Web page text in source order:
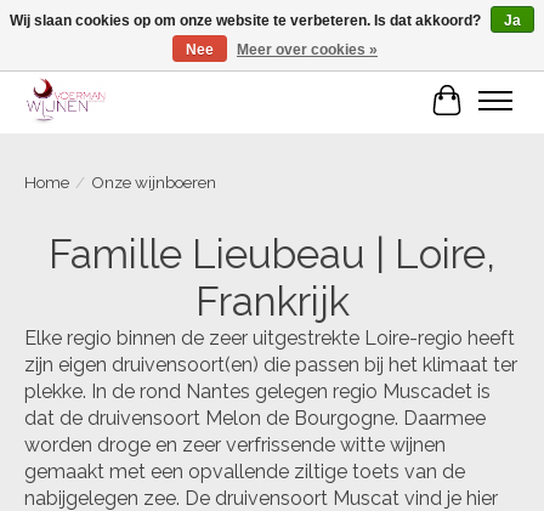
Voorjaarscampagne is gesloten
Home / Onze wijnboeren
Famille Lieubeau | Loire,
Frankrijk
Elke regio binnen de zeer uitgestrekte Loire-regio heeft
zijn eigen druivensoort(en) die passen bij het klimaat ter
plekke. In de rond Nantes gelegen regio Muscadet is
dat de druivensoort Melon de Bourgogne. Daarmee
worden droge en zeer verfrissende witte wijnen
gemaakt met een opvallende ziltige toets van de
nabijgelegen zee. De druivensoort Muscat vind je hier
Wij slaan cookies op om onze website te verbeteren. Is dat akkoord?
Ja
Nee
Meer over cookies »